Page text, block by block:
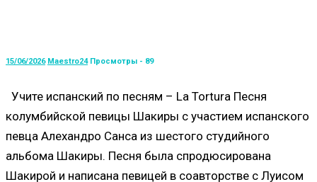
15/06/2026 Maestro24 Просмотры - 89
Учите испанский по песням – La Tortura Песня
колумбийской певицы Шакиры с участием испанского
певца Алехандро Санса из шестого студийного
альбома Шакиры. Песня была спродюсирована
Шакирой и написана певицей в соавторстве с Луисом